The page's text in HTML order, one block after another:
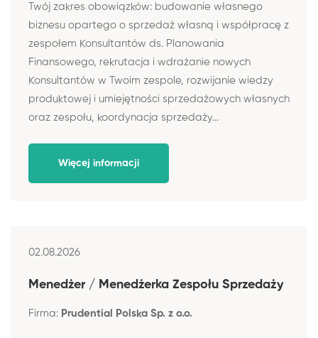
Twój zakres obowiązków: budowanie własnego
biznesu opartego o sprzedaż własną i współpracę z
zespołem Konsultantów ds. Planowania
Finansowego, rekrutacja i wdrażanie nowych
Konsultantów w Twoim zespole, rozwijanie wiedzy
produktowej i umiejętności sprzedażowych własnych
oraz zespołu, koordynacja sprzedaży...
Więcej informacji
02.08.2026
Menedżer / Menedżerka Zespołu Sprzedaży
Firma: Prudential Polska Sp. z o.o.